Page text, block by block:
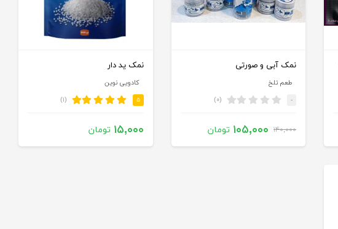
نمک آبی و صورتی
طعم تلخ
- (۰)
۱۴۰,۰۰۰ ۱۰۵,۰۰۰ تومان
نمک ید دار
کادویی نوین
۵ (۱)
۱۵,۰۰۰ تومان